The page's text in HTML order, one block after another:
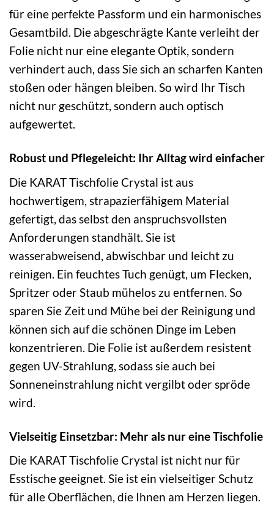
für eine perfekte Passform und ein harmonisches
Gesamtbild. Die abgeschrägte Kante verleiht der
Folie nicht nur eine elegante Optik, sondern
verhindert auch, dass Sie sich an scharfen Kanten
stoßen oder hängen bleiben. So wird Ihr Tisch
nicht nur geschützt, sondern auch optisch
aufgewertet.
Robust und Pflegeleicht: Ihr Alltag wird einfacher
Die KARAT Tischfolie Crystal ist aus
hochwertigem, strapazierfähigem Material
gefertigt, das selbst den anspruchsvollsten
Anforderungen standhält. Sie ist
wasserabweisend, abwischbar und leicht zu
reinigen. Ein feuchtes Tuch genügt, um Flecken,
Spritzer oder Staub mühelos zu entfernen. So
sparen Sie Zeit und Mühe bei der Reinigung und
können sich auf die schönen Dinge im Leben
konzentrieren. Die Folie ist außerdem resistent
gegen UV-Strahlung, sodass sie auch bei
Sonneneinstrahlung nicht vergilbt oder spröde
wird.
Vielseitig Einsetzbar: Mehr als nur eine Tischfolie
Die KARAT Tischfolie Crystal ist nicht nur für
Esstische geeignet. Sie ist ein vielseitiger Schutz
für alle Oberflächen, die Ihnen am Herzen liegen.